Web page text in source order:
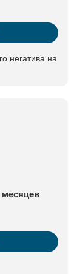
негатива на
месяцев